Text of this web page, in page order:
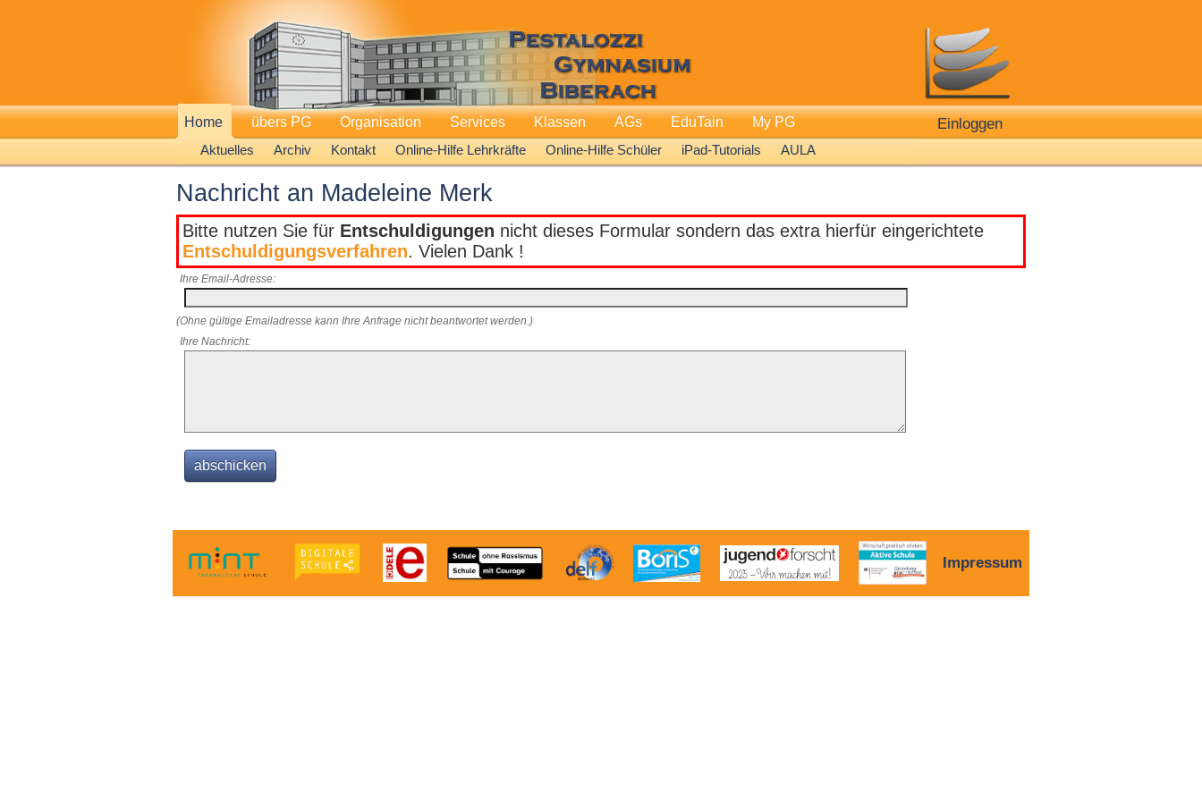
Home
Aktuelles
Archiv Kontakt Online-Hilfe Lehrkräfte Online-Hilfe Schüler iPad-Tutorials AULA
übers PG Organisation Services Klassen AGs EduTain My PG Einloggen
Nachricht an Madeleine Merk
Bitte nutzen Sie für Entschuldigungen nicht dieses Formular sondern das extra hierfür eingerichtete
Entschuldigungsverfahren. Vielen Dank !
Ihre Email-Adresse:
(Ohne gültige Emailadresse kann Ihre Anfrage nicht beantwortet werden.)
Ihre Nachricht:
Impressum